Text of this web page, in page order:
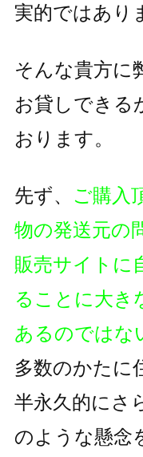
実的ではあり
そんな貴方に
お貸しできる
おります。
先ず、 ご購入
物の発送元の
販売サイトに
ることに大き
あるのではな
多数のかたに
半永久的にさ
のような懸念